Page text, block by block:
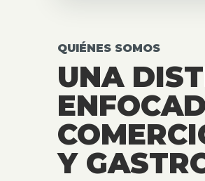
QUIÉNES SOMOS
UNA
Y